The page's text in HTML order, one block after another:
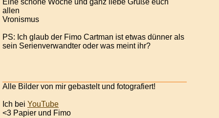
Eine schöne Woche und ganz liebe Grüße euch
allen
Vronismus
PS: Ich glaub der Fimo Cartman ist etwas dünner als
sein Serienverwandter oder was meint ihr?
Alle Bilder von mir gebastelt und fotografiert!
Ich bei YouTube
<3 Papier und Fimo